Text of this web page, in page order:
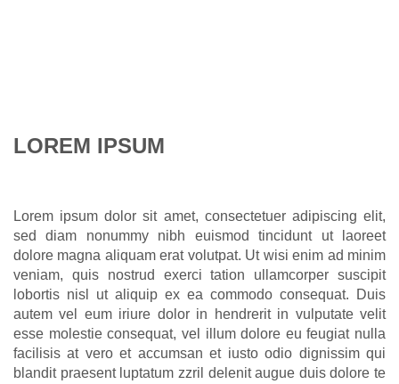
LOREM IPSUM
Lorem ipsum dolor sit amet, consectetuer adipiscing elit,
sed diam nonummy nibh euismod tincidunt ut laoreet
dolore magna aliquam erat volutpat. Ut wisi enim ad minim
veniam, quis nostrud exerci tation ullamcorper suscipit
lobortis nisl ut aliquip ex ea commodo consequat. Duis
autem vel eum iriure dolor in hendrerit in vulputate velit
esse molestie consequat, vel illum dolore eu feugiat nulla
facilisis at vero et accumsan et iusto odio dignissim qui
blandit praesent luptatum zzril delenit augue duis dolore te